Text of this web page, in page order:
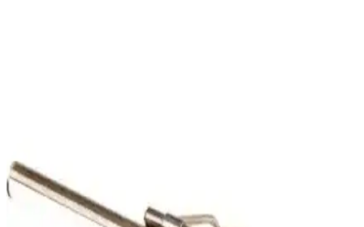
Akbudak ve Legacy aplikleri arasındaki farkları öğrenin. Estetik,
fonksiyonellik ve enerji verimliliği açısından ürünleri karşılaştırarak
en uygun seçimi yapmanıza yardımcı oluyoruz.